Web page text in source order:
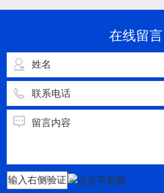
方向和发展前景： 1. 核心技
制、自动路径规划（如
在线留言